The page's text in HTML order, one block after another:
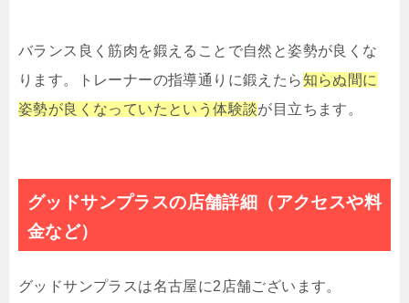
バランス良く筋肉を鍛えることで自然と姿勢が良くな
ります。トレーナーの指導通りに鍛えたら知らぬ間に
姿勢が良くなっていたという体験談が目立ちます。
グッドサンプラスの店舗詳細（アクセスや料
金など）
グッドサンプラスは名古屋に2店舗ございます。